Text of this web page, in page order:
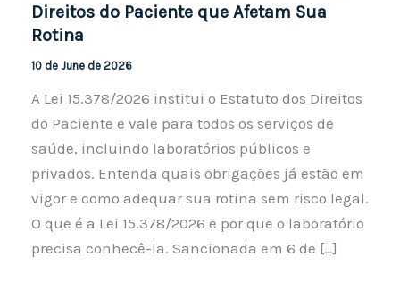
Direitos do Paciente que Afetam Sua
Rotina
10 de June de 2026
A Lei 15.378/2026 institui o Estatuto dos Direitos
do Paciente e vale para todos os serviços de
saúde, incluindo laboratórios públicos e
privados. Entenda quais obrigações já estão em
vigor e como adequar sua rotina sem risco legal.
O que é a Lei 15.378/2026 e por que o laboratório
precisa conhecê-la. Sancionada em 6 de […]